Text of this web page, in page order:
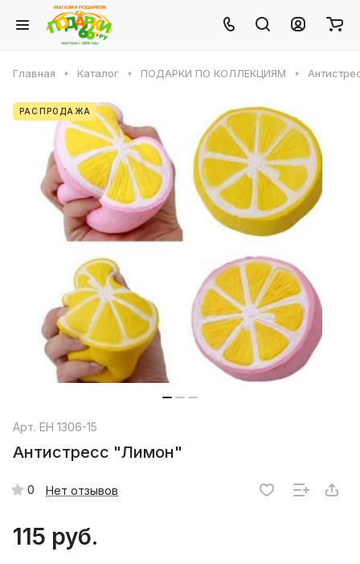
Главная Каталог ПОДАРКИ ПО КОЛЛЕКЦИЯМ
РАСПРОДАЖА
Арт. EH 1306-15
Антистресс "Лимон"
0 Нет отзывов
115 руб.